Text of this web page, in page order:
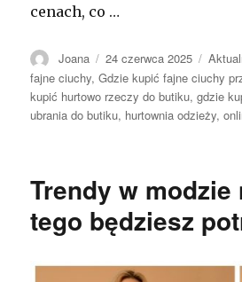
cenach, co …
Autor
Joana Opublikowano
24 czerwca 2025
fajne ciuchy,Gdzie kupić fajne ciuchy
kupić hurtowo rzeczy do butiku,gdzie
ubrania do butiku, hurtownia odzieży,
Trendy w modzie
tego będziesz